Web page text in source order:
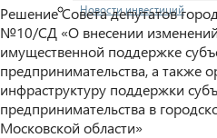
Новости инвестиций
Решение Совета депутатов
№10/СД «О внесении
имущественной поддержке
предпринимательства, а также
инфраструктуру поддержки
предпринимательства в
Московской области»